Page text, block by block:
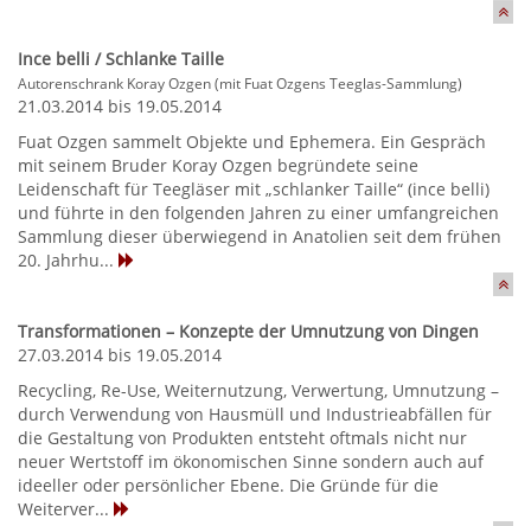
Ince belli / Schlanke Taille
Autorenschrank Koray Ozgen (mit Fuat Ozgens Teeglas-Sammlung)
21.03.2014 bis 19.05.2014
Fuat Ozgen sammelt Objekte und Ephemera. Ein Gespräch
mit seinem Bruder Koray Ozgen begründete seine
Leidenschaft für Teegläser mit „schlanker Taille“ (ince belli)
und führte in den folgenden Jahren zu einer umfangreichen
Sammlung dieser überwiegend in Anatolien seit dem frühen
20. Jahrhu...
Transformationen – Konzepte der Umnutzung von Dingen
27.03.2014 bis 19.05.2014
Recycling, Re-Use, Weiternutzung, Verwertung, Umnutzung –
durch Verwendung von Hausmüll und Industrieabfällen für
die Gestaltung von Produkten entsteht oftmals nicht nur
neuer Wertstoff im ökonomischen Sinne sondern auch auf
ideeller oder persönlicher Ebene. Die Gründe für die
Weiterver...